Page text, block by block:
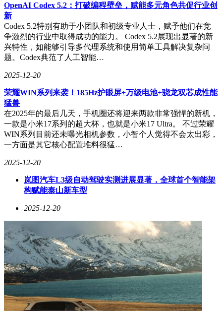
在职业发展中，专业认证有时能发挥“能力信号”的作用。在求
职或内部晋升场景中，具有广泛认知度的认证可帮助招聘方快
速识别候选人具备系统性学习经历，尤其在转岗或跨领域求职
时，能弥补经验背景的不足。例如，某人工智能工程师认证在
部分企业的招聘中被明确提及，可视为对系统性AI知识掌握
的侧面印证。然而，认证本身并非目的，而是学习过程的阶段
性总结，真正的能力仍需在项目实践中锤炼。
互联网行业曾用代码连接世界，如今正通过AI思维让连接变
得更智能、更体贴、更可持续。这场变革始于学习，成于实
践。从业者无需成为算法专家，但需要理解AI的逻辑并学会
与之协作。选择适合自己的学习路径，保持开放与好奇，或许
是在技术浪潮中保持职业生命力的关键。这段旅程已悄然开
启，而每个从业者都正在路上。
OpenAI Codex 5.2：打破编程壁垒，赋能多元角色共促行业创
新
Codex 5.2特别有助于小团队和初级专业人士，赋予他们在竞
争激烈的行业中取得成功的能力。 Codex 5.2展现出显著的新
兴特性，如能够引导多代理系统和使用简单工具解决复杂问
题。Codex典范了人工智能…
2025-12-20
荣耀WIN系列来袭！185Hz护眼屏+万级电池+骁龙双芯成性能
猛兽
在2025年的最后几天，手机圈还将迎来两款非常强悍的新机，
一款是小米17系列的超大杯，也就是小米17 Ultra。 不过荣耀
WIN系列目前还未曝光相机参数，小智个人觉得不会太出彩，
一方面是其它核心配置堆料很猛…
2025-12-20
岚图汽车L3级自动驾驶实测进展显著，全球首个智能架
构赋能泰山新车型
2025-12-20